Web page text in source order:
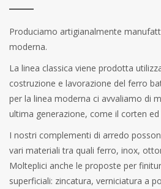
Produciamo artigianalmente
moderna.
La linea classica viene prodotta
costruzione e lavorazione del ferro
per la linea moderna ci avvaliamo di
ultima generazione, come il corten ed
I nostri complementi di arredo
vari materiali tra quali ferro, inox,
Molteplici anche le proposte per
superficiali: zincatura, verniciatura a